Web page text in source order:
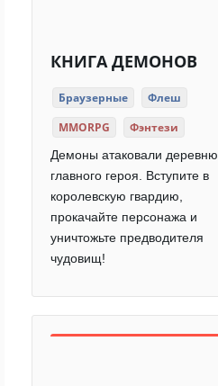
КНИГА ДЕМОНОВ
Браузерные
Флеш
MMORPG
Фэнтези
Демоны атаковали деревню
главного героя. Вступите в
королевскую гвардию,
прокачайте персонажа и
уничтожьте предводителя
чудовищ!